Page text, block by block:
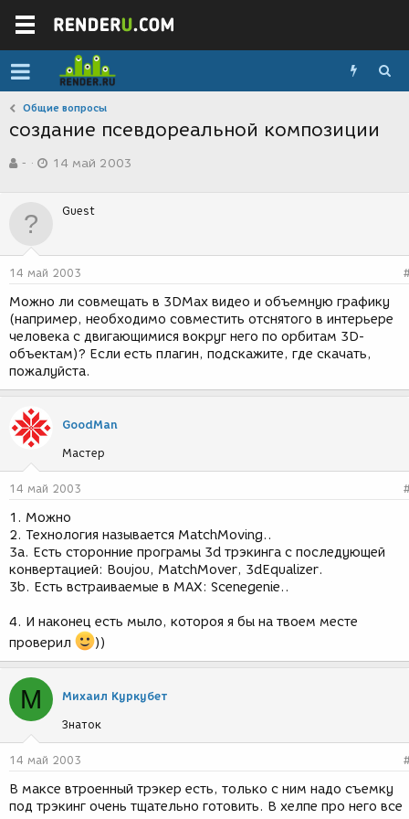
Общие вопросы
создание псевдореальной композиции
в
р
м
-
а
д
н
и
я
14 май 2003
Guest
14 май 2003
Можно ли совмещать в 3DMax видео и объемную графику
(например, необходимо совместить отснятого в интерьере
человека с двигающимися вокруг него по орбитам 3D-
объектам)? Если есть плагин, подскажите, где скачать,
пожалуйста.
GoodMan
Мастер
14 май 2003
1. Можно
2. Технология называется MatchMoving..
3а. Есть сторонние програмы 3d трэкинга с последующей
конвертацией: Boujou, MatchMover, 3dEqualizer.
3b. Есть встраиваемые в МАХ: Scenegenie..
4. И наконец есть мыло, котороя я бы на твоем месте
проверил
))
М Михаил Куркубет
Знаток
14 май 2003
В максе втроенный трэкер есть, только с ним надо съемку
под трэкинг очень тщательно готовить. В хелпе про него все